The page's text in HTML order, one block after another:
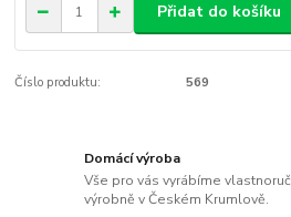
Přidat do košíku
Číslo produktu: 569
Domácí výroba
Vše pro vás vyrábíme
výrobně v Českém Krumlově.